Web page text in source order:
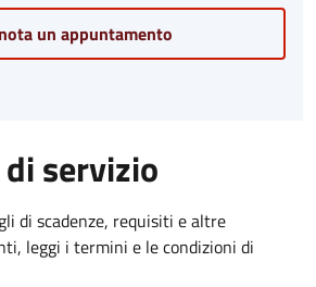
un appuntamento
servizio
di scadenze, requisiti e altre
leggi i termini e le condizioni di